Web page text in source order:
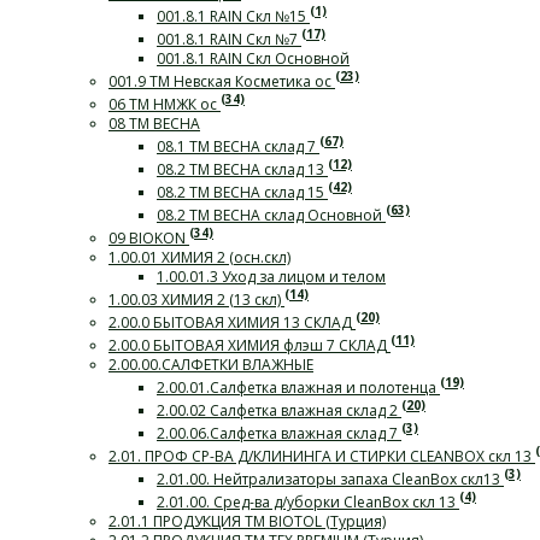
001.8.1 RAIN Скл №15 (1)
001.8.1 RAIN Скл №7 (17)
001.8.1 RAIN Скл Основной
001.9 ТМ Невская Косметика ос (23)
06 ТМ НМЖК ос (34)
08 ТМ ВЕСНА
08.1 ТМ ВЕСНА склад 7 (67)
08.2 ТМ ВЕСНА склад 13 (12)
08.2 ТМ ВЕСНА склад 15 (42)
08.2 ТМ ВЕСНА склад Основной (63)
09 BIOKON (34)
1.00.01 ХИМИЯ 2 (осн.скл)
1.00.01.3 Уход за лицом и телом
1.00.03 ХИМИЯ 2 (13 скл) (14)
2.00.0 БЫТОВАЯ ХИМИЯ 13 СКЛАД (20)
2.00.0 БЫТОВАЯ ХИМИЯ флэш 7 СКЛАД (11)
2.00.00.САЛФЕТКИ ВЛАЖНЫЕ
2.00.01.Салфетка влажная и полотенца (19)
2.00.02 Салфетка влажная склад 2 (20)
2.00.06.Салфетка влажная склад 7 (3)
2.01. ПРОФ СР-ВА Д/КЛИНИНГА И СТИРКИ СLEANBOX скл 13
2.01.00. Нейтрализаторы запаха CleanBox скл13 (3)
2.01.00. Сред-ва д/уборки CleanBox скл 13 (4)
2.01.1 ПРОДУКЦИЯ ТМ BIOTOL (Турция)